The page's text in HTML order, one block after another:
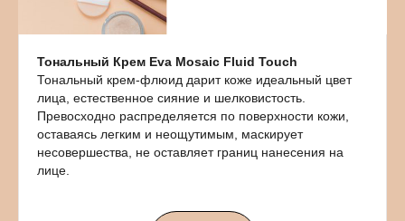
Тональный Крем Eva Mosaic Fluid Touch
Тональный крем-флюид дарит коже идеальный цвет
лица, естественное сияние и шелковистость.
Превосходно распределяется по поверхности кожи,
оставаясь легким и неощутимым, маскирует
несовершества, не оставляет границ нанесения на
лице.